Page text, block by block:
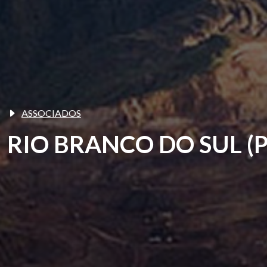
ASSOCIADOS
RIO BRANCO DO SUL